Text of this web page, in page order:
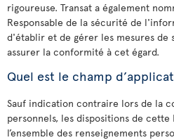
rigoureuse. Transat a également
Responsable de la sécurité de
d'établir et de gérer les mesures de
assurer la conformité à cet égard.
Quel est le champ
Sauf indication contraire lors de la
personnels, les dispositions de cette
l’ensemble des renseignements